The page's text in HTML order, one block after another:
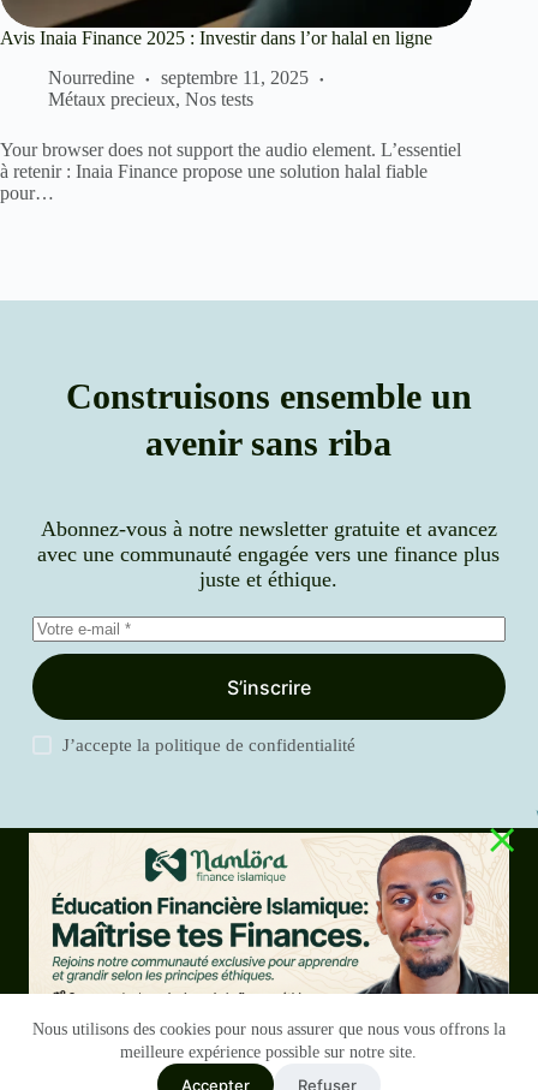
Nous utilisons des cookies pour nous assurer que nous vous offrons la
meilleure expérience possible sur notre site.
Accepter Refuser
Avis Inaia Finance 2025 : Investir dans l’or halal en ligne
Nourredine
septembre 11, 2025
Métaux precieux, Nos tests
Your browser does not support the audio element. L’essentiel
à retenir : Inaia Finance propose une solution halal fiable
pour…
Construisons ensemble un
avenir sans riba
Abonnez-vous à notre newsletter gratuite et avancez
avec une communauté engagée vers une finance plus
juste et éthique.
S’inscrire
J’accepte lapolitique de confidentialité
BlogServicesNotre histoireContact